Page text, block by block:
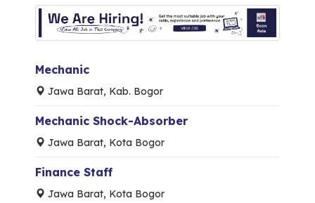
Mechanic
Jawa Barat, Kab. Bogor
Mechanic Shock-Absorber
Jawa Barat, Kota Bogor
Finance Staff
Jawa Barat, Kota Bogor